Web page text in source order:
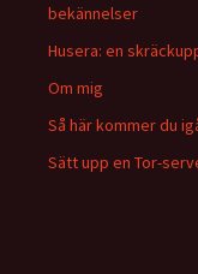
bekännelser
Husera: en
Om mig
Så här kommer du
Sätt upp en Tor-